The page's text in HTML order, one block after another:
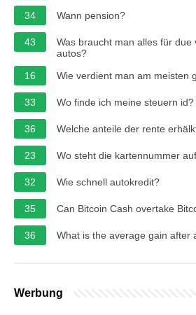
34 Wann pension?
43
Was braucht man alles für due
autos?
16
Wie verdient man am meisten
33 Wo finde ich meine steuern id?
36 Welche anteile der rente
23 Wo steht die kartennummer
32 Wie schnell autokredit?
35 Can Bitcoin Cash overtake
36 What is the average gain after
Werbung